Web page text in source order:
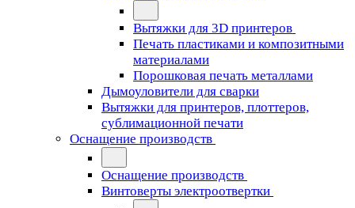
Вытяжки для 3D принтеров
Печать пластиками и композитными
материалами
Порошковая печать металлами
Дымоуловители для сварки
Вытяжки для принтеров, плоттеров,
сублимационной печати
Оснащение производств
Оснащение производств
Винтоверты электроотвертки